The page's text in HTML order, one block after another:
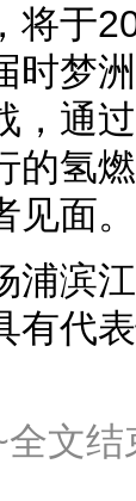
将于
时梦
，通
的氢
面。
浦滨
有代
全文结